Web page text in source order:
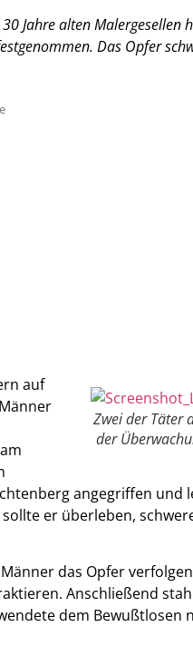
Jahre alten Malergesellen
Das Opfer
Zwei der Täter
der
auf
angegriffen und
er überleben,
das Opfer
Anschließend
dem Bewußtlosen